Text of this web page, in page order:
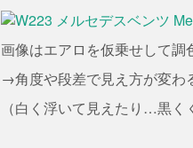
画像はエアロを仮乗せして調
→角度や段差で見え方が変わ
（白く浮いて見えたり…黒